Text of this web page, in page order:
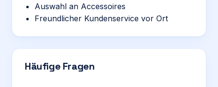
Auswahl an Accessoires
Freundlicher Kundenservice vor Ort
Häufige Fragen